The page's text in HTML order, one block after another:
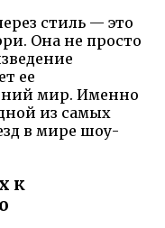
стиль — это
Она не просто
ее
мир. Именно
из самых
в мире шоу-
к